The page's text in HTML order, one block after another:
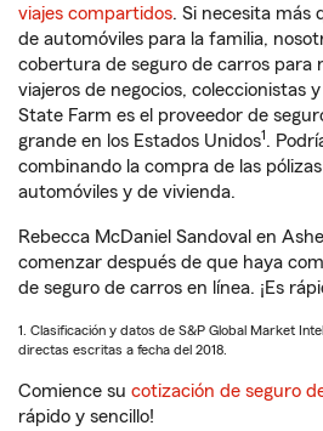
viajes compartidos. Si necesita más
de automóviles para la familia,
cobertura de seguro de carros para
viajeros de negocios, coleccionistas
State Farm es el proveedor de
grande en los Estados Unidos1 .
combinando la compra de las
automóviles y de vivienda.
Rebecca McDaniel Sandoval en
comenzar después de que haya
de seguro de carros en línea. ¡Es
1. Clasificación y datos de S&P Global Market
directas escritas a fecha del 2018.
Comience su cotización de seguro
rápido y sencillo!